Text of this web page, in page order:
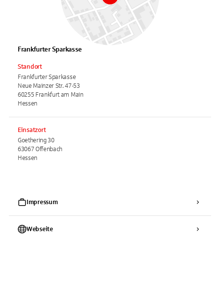
Frankfurter Sparkasse
Standort
Frankfurter Sparkasse
Neue Mainzer Str. 47-53
60255 Frankfurt am Main
Hessen
Einsatzort
Goethering 30
63067 Offenbach
Hessen
Impressum
Webseite